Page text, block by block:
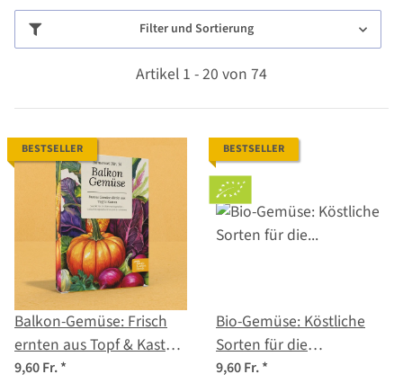
Filter und Sortierung
Artikel 1 - 20 von 74
BESTSELLER
Balkon-Gemüse: Frisch
ernten aus Topf & Kasten
- Samenset Nr.14
9,60 Fr.*
BESTSELLER
Bio-Gemüse: Köstliche
Sorten für die
Selbstversorgung -
9,60 Fr.*